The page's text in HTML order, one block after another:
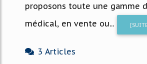
proposons toute une gamme
médical, en vente ou...
3 Articles